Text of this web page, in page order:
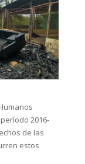
2016-
de las
estos